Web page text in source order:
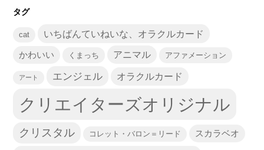
タグ
cat いちばんていねいな、オラクルカード
かわいい くまっち アニマル アファメーション
アート エンジェル オラクルカード
クリエイターズオリジナル
クリスタル コレット・バロン＝リード スカラベオ